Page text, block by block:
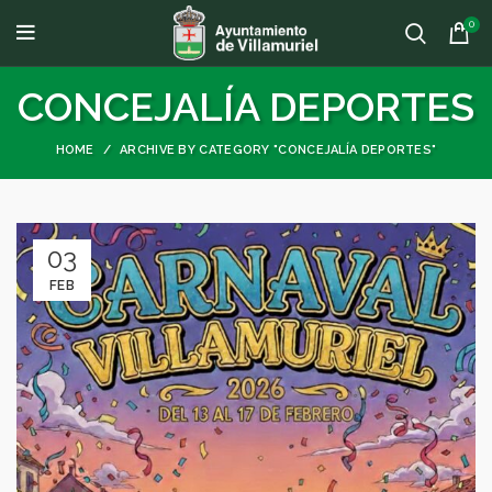
0
CONCEJALÍA DEPORTES
HOME ARCHIVE BY CATEGORY "CONCEJALÍA DEPORTES"
03
FEB